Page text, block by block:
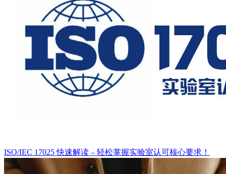
ISO/IEC 17025 快速解读 – 轻松掌握实验室认可核心要求！